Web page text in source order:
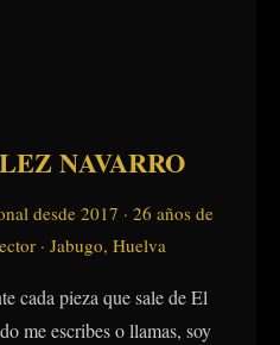
NAVARRO
desde 2017 · 26 años de
· Jabugo, Huelva
cada pieza que sale de El
me escribes o llamas, soy